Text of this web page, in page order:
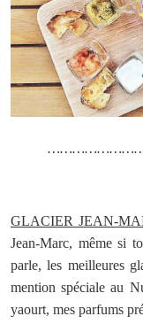
GLACIER JEAN-
Jean-Marc, même si
parle, les meilleures
mention spéciale au
yaourt, mes parfums